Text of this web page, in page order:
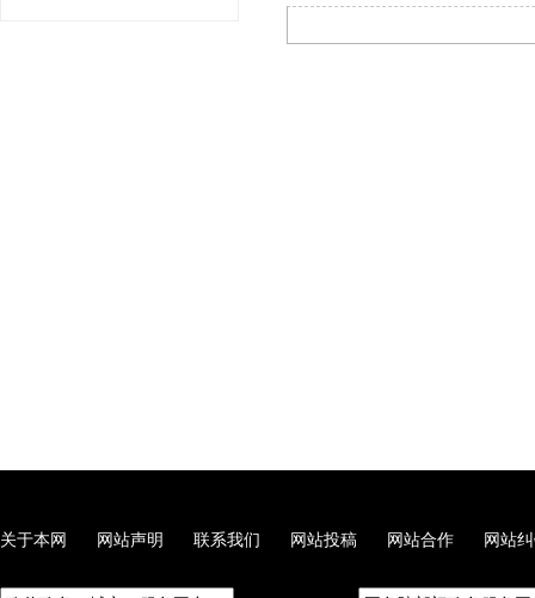
关于本网 网站声明 联系我们 网站投稿 网站合作 网站